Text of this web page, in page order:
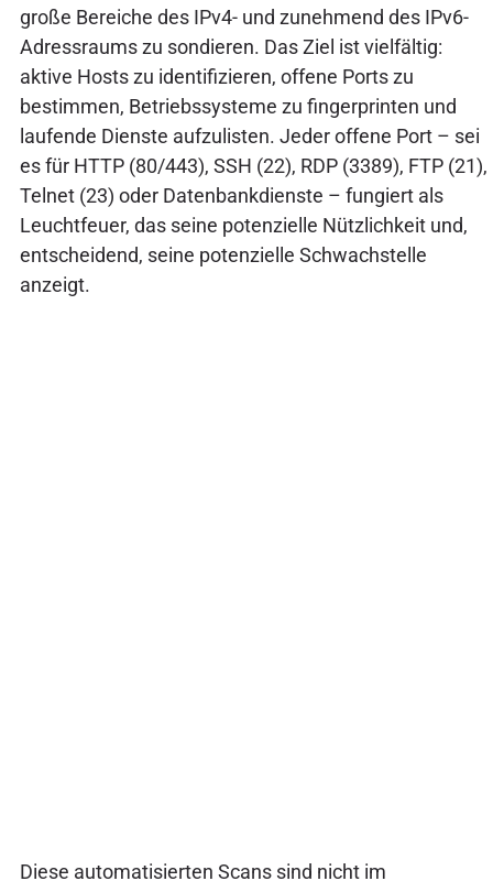
große Bereiche des IPv4- und zunehmend des IPv6-
Adressraums zu sondieren. Das Ziel ist vielfältig:
aktive Hosts zu identifizieren, offene Ports zu
bestimmen, Betriebssysteme zu fingerprinten und
laufende Dienste aufzulisten. Jeder offene Port – sei
es für HTTP (80/443), SSH (22), RDP (3389), FTP (21),
Telnet (23) oder Datenbankdienste – fungiert als
Leuchtfeuer, das seine potenzielle Nützlichkeit und,
entscheidend, seine potenzielle Schwachstelle
anzeigt.
Diese automatisierten Scans sind nicht im